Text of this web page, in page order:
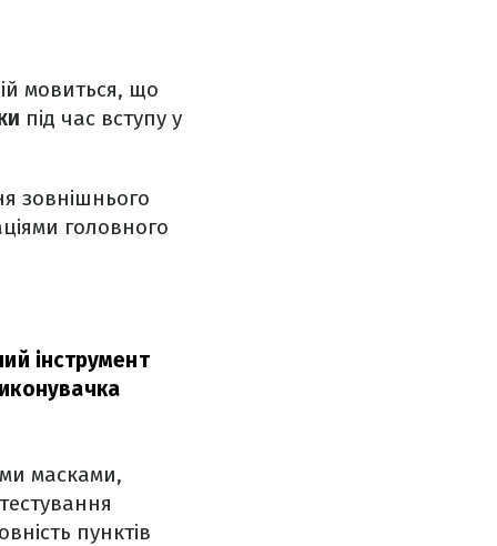
мовиться, що
під час вступу у
зовнішнього
головного
інструмент
масками,
пунктів